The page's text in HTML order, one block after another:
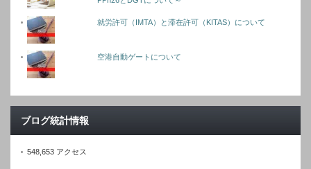
就労許可（IMTA）と滞在許可（KITAS）について
空港自動ゲートについて
ブログ統計情報
548,653 アクセス